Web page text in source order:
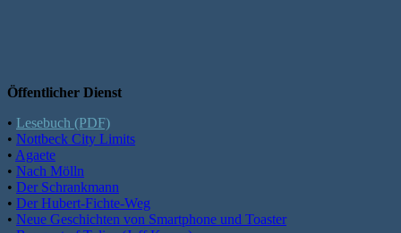
Öffentlicher Dienst
• Lesebuch (PDF)
• Nottbeck City Limits
• Agaete
• Nach Mölln
• Der Schrankmann
• Der Hubert-Fichte-Weg
• Neue Geschichten von Smartphone und Toaster